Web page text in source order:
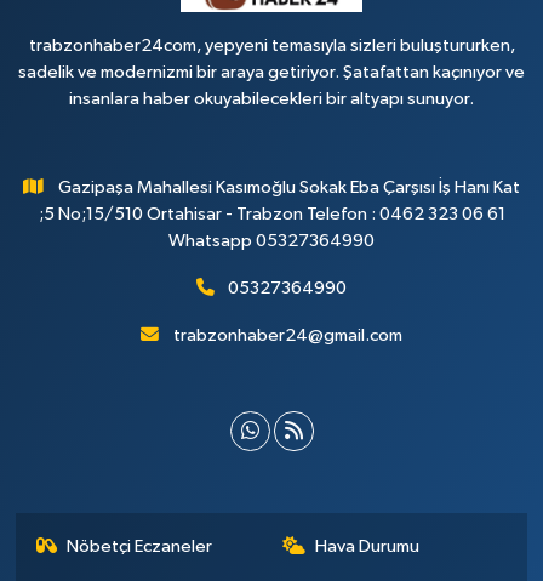
trabzonhaber24com, yepyeni temasıyla sizleri buluştururken,
sadelik ve modernizmi bir araya getiriyor. Şatafattan kaçınıyor ve
insanlara haber okuyabilecekleri bir altyapı sunuyor.
Gazipaşa Mahallesi Kasımoğlu Sokak Eba Çarşısı İş Hanı Kat
;5 No;15/510 Ortahisar - Trabzon Telefon : 0462 323 06 61
Whatsapp 05327364990
05327364990
trabzonhaber24@gmail.com
Nöbetçi Eczaneler Hava Durumu